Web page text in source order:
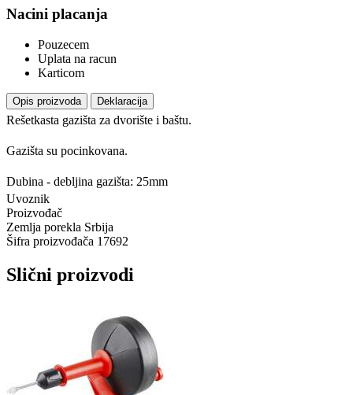
Nacini placanja
Pouzecem
Uplata na racun
Karticom
Opis proizvoda Deklaracija
Rešetkasta gazišta za dvorište i baštu.
Gazišta su pocinkovana.
Dubina - debljina gazišta: 25mm
Uvoznik
Proizvođač
Zemlja porekla Srbija
Šifra proizvođača 17692
Slični proizvodi